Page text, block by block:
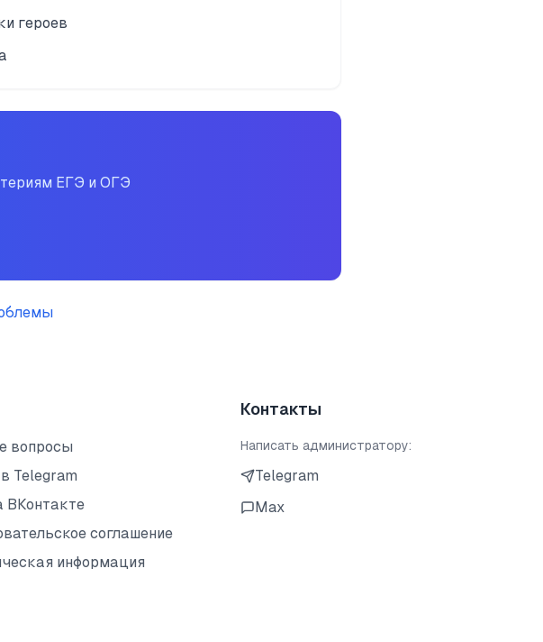
героев
ЕГЭ и ОГЭ
вопросы
Telegram
ВКонтакте
соглашение
информация
Контакты
Написать администратору:
Telegram
Max